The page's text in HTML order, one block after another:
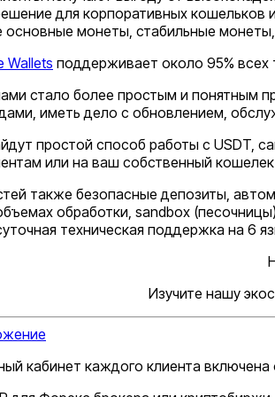
для корпоративных
основные монеты, стабильные
Wallets поддерживает около 95% всех
стало более простым и понятным
иметь дело с обновлением,
простой способ работы с USDT,
или на ваш собственный
также безопасные депозиты,
обработки, sandbox
техническая поддержка на 6
Изучите нашу
кабинет каждого клиента